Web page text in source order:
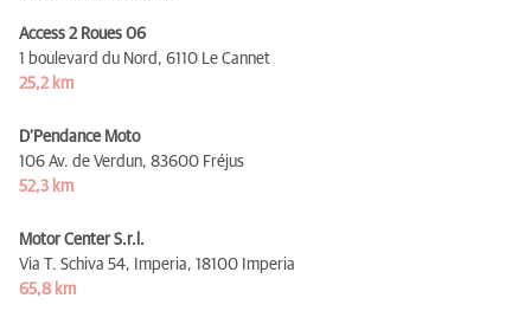
Access 2 Roues 06
1 boulevard du Nord, 6110 Le Cannet
25,2 km
D’Pendance Moto
106 Av. de Verdun, 83600 Fréjus
52,3 km
Motor Center S.r.l.
Via T. Schiva 54, Imperia, 18100 Imperia
65,8 km